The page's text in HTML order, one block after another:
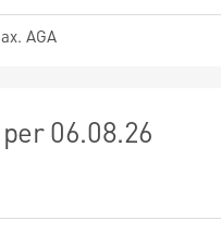
AGA
06.08.26